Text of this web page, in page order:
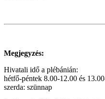
Megjegyzés:
Hivatali idő a plébánián:
hétfő-péntek 8.00-12.00 és
szerda: szünnap